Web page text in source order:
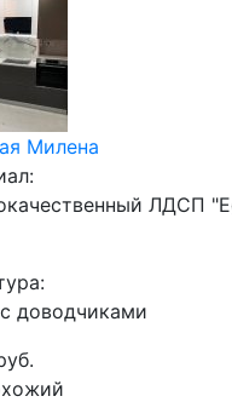
Милена
ЛДСП
доводчиками